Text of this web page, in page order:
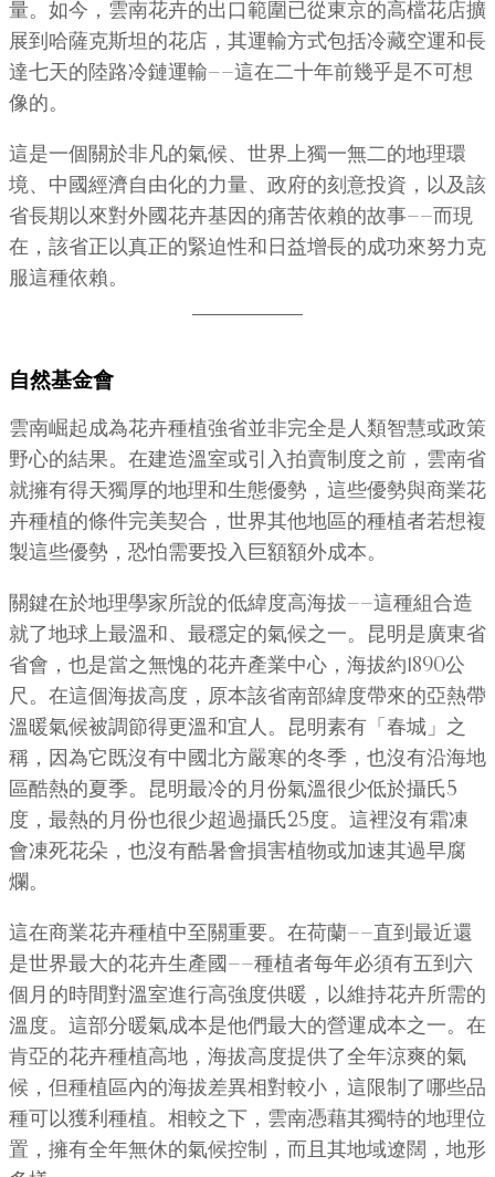
量。如今，雲南花卉的出口範圍已從東京的高檔花店擴
展到哈薩克斯坦的花店，其運輸方式包括冷藏空運和長
達七天的陸路冷鏈運輸——這在二十年前幾乎是不可想
像的。
這是一個關於非凡的氣候、世界上獨一無二的地理環
境、中國經濟自由化的力量、政府的刻意投資，以及該
省長期以來對外國花卉基因的痛苦依賴的故事——而現
在，該省正以真正的緊迫性和日益增長的成功來努力克
服這種依賴。
自然基金會
雲南崛起成為花卉種植強省並非完全是人類智慧或政策
野心的結果。在建造溫室或引入拍賣制度之前，雲南省
就擁有得天獨厚的地理和生態優勢，這些優勢與商業花
卉種植的條件完美契合，世界其他地區的種植者若想複
製這些優勢，恐怕需要投入巨額額外成本。
關鍵在於地理學家所說的低緯度高海拔——這種組合造
就了地球上最溫和、最穩定的氣候之一。昆明是廣東省
省會，也是當之無愧的花卉產業中心，海拔約1890公
尺。在這個海拔高度，原本該省南部緯度帶來的亞熱帶
溫暖氣候被調節得更溫和宜人。昆明素有「春城」之
稱，因為它既沒有中國北方嚴寒的冬季，也沒有沿海地
區酷熱的夏季。昆明最冷的月份氣溫很少低於攝氏5
度，最熱的月份也很少超過攝氏25度。這裡沒有霜凍
會凍死花朵，也沒有酷暑會損害植物或加速其過早腐
爛。
這在商業花卉種植中至關重要。在荷蘭——直到最近還
是世界最大的花卉生產國——種植者每年必須有五到六
個月的時間對溫室進行高強度供暖，以維持花卉所需的
溫度。這部分暖氣成本是他們最大的營運成本之一。在
肯亞的花卉種植高地，海拔高度提供了全年涼爽的氣
候，但種植區內的海拔差異相對較小，這限制了哪些品
種可以獲利種植。相較之下，雲南憑藉其獨特的地理位
置，擁有全年無休的氣候控制，而且其地域遼闊，地形